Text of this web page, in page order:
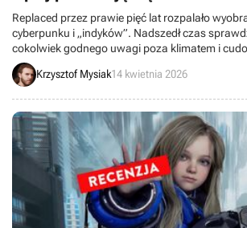
Replaced przez prawie pięć lat rozpalało
cyberpunku i „indyków”. Nadszedł czas
cokolwiek godnego uwagi poza klimatem i
Krzysztof Mysiak14 kwietnia 2026